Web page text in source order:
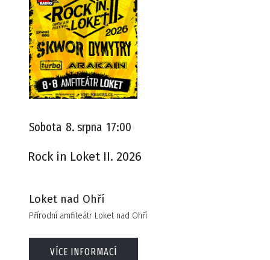
Sobota 8. srpna 17:00
Rock in Loket II. 2026
Loket nad Ohří
Přírodní amfiteátr Loket nad Ohří
VÍCE INFORMACÍ